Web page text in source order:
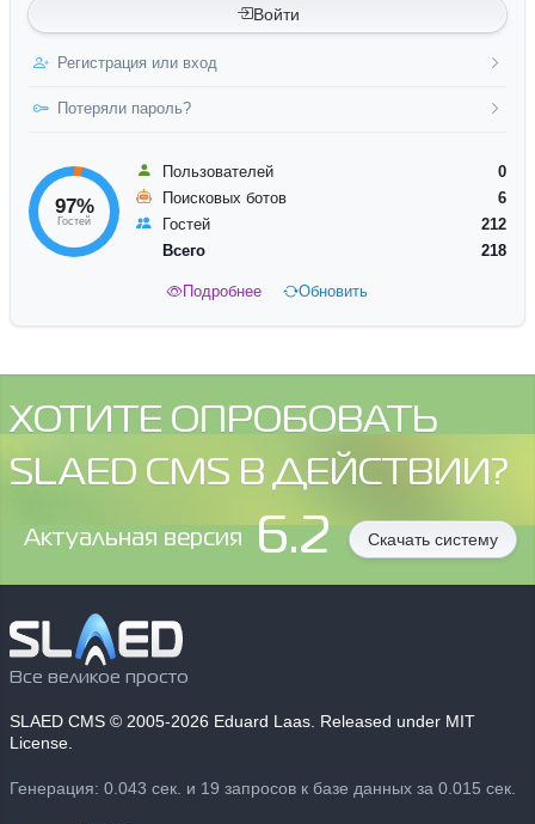
Войти
Регистрация или вход
Потеряли пароль?
97%
Гостей
Пользователей
0
Поисковых ботов
6
Гостей
212
Всего
218
Подробнее Обновить
ХОТИТЕ ОПРОБОВАТЬ
SLAED CMS В ДЕЙСТВИИ?
Aктуальная версия 6.2 Скачать систему
Все великое просто
SLAED CMS © 2005-2026 Eduard Laas. Released under MIT
License.
Генерация: 0.043 сек. и 19 запросов к базе данных за 0.015 сек.